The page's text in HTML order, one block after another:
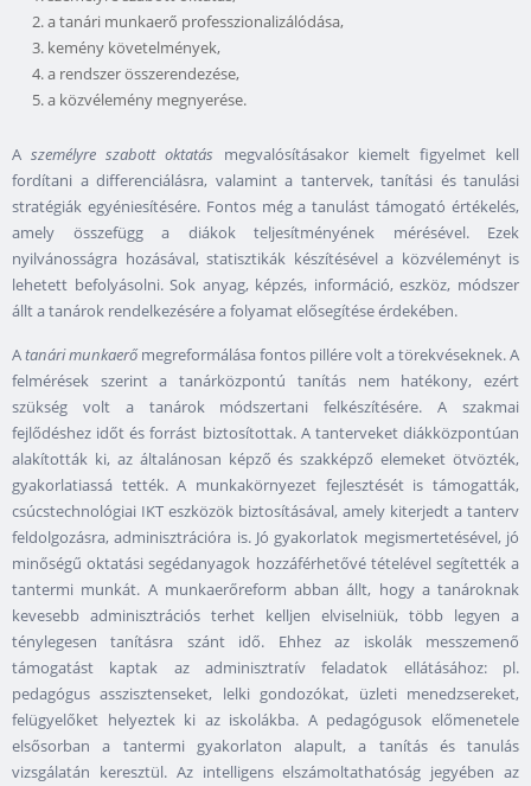
a tanári munkaerő professzionalizálódása,
kemény követelmények,
a rendszer összerendezése,
a közvélemény megnyerése.
Aszemélyre szabott oktatás megvalósításakor kiemelt figyelmet kell
fordítani a differenciálásra, valamint a tantervek, tanítási és tanulási
stratégiák egyéniesítésére. Fontos még a tanulást támogató értékelés,
amely összefügg a diákok teljesítményének mérésével. Ezek
nyilvánosságra hozásával, statisztikák készítésével a közvéleményt is
lehetett befolyásolni. Sok anyag, képzés, információ, eszköz, módszer
állt a tanárok rendelkezésére a folyamat elősegítése érdekében.
Atanári munkaerő megreformálása fontos pillére volt a törekvéseknek. A
felmérések szerint a tanárközpontú tanítás nem hatékony, ezért
szükség volt a tanárok módszertani felkészítésére. A szakmai
fejlődéshez időt és forrást biztosítottak. A tanterveket diákközpontúan
alakították ki, az általánosan képző és szakképző elemeket ötvözték,
gyakorlatiassá tették. A munkakörnyezet fejlesztését is támogatták,
csúcstechnológiai IKT eszközök biztosításával, amely kiterjedt a tanterv
feldolgozásra, adminisztrációra is. Jó gyakorlatok megismertetésével, jó
minőségű oktatási segédanyagok hozzáférhetővé tételével segítették a
tantermi munkát. A munkaerőreform abban állt, hogy a tanároknak
kevesebb adminisztrációs terhet kelljen elviselniük, több legyen a
ténylegesen tanításra szánt idő. Ehhez az iskolák messzemenő
támogatást kaptak az adminisztratív feladatok ellátásához: pl.
pedagógus asszisztenseket, lelki gondozókat, üzleti menedzsereket,
felügyelőket helyeztek ki az iskolákba. A pedagógusok előmenetele
elsősorban a tantermi gyakorlaton alapult, a tanítás és tanulás
vizsgálatán keresztül. Az intelligens elszámoltathatóság jegyében az